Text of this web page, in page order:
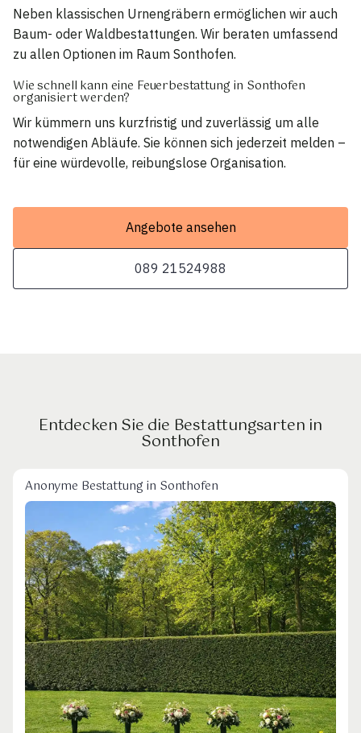
Neben klassischen Urnengräbern ermöglichen wir auch
Baum- oder Waldbestattungen. Wir beraten umfassend
zu allen Optionen im Raum Sonthofen.
Wie schnell kann eine Feuerbestattung in Sonthofen
organisiert werden?
Wir kümmern uns kurzfristig und zuverlässig um alle
notwendigen Abläufe. Sie können sich jederzeit melden –
für eine würdevolle, reibungslose Organisation.
Angebote ansehen
089 21524988
Entdecken Sie die Bestattungsarten in
Sonthofen
Anonyme Bestattung in Sonthofen